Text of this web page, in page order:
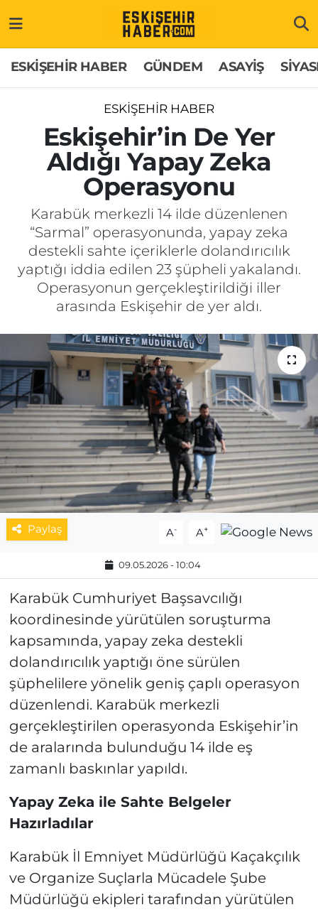
ESKİŞEHİR HABER GÜNDEM ASAYİŞ
ESKİŞEHİR HABER
Eskişehir’in De Yer
Aldığı Yapay Zeka
Operasyonu
Karabük merkezli 14 ilde düzenlenen
“Sarmal” operasyonunda, yapay zeka
destekli sahte içeriklerle dolandırıcılık
yaptığı iddia edilen 23 şüpheli yakalandı.
Operasyonun gerçekleştirildiği iller
arasında Eskişehir de yer aldı.
Paylaş A- A+
09.05.2026 - 10:04
Karabük Cumhuriyet Başsavcılığı
koordinesinde yürütülen soruşturma
kapsamında, yapay zeka destekli
dolandırıcılık yaptığı öne sürülen
şüphelilere yönelik geniş çaplı operasyon
düzenlendi. Karabük merkezli
gerçekleştirilen operasyonda Eskişehir’in
de aralarında bulunduğu 14 ilde eş
zamanlı baskınlar yapıldı.
Yapay Zeka ile Sahte Belgeler
Hazırladılar
Karabük İl Emniyet Müdürlüğü Kaçakçılık
ve Organize Suçlarla Mücadele Şube
Müdürlüğü ekipleri tarafından yürütülen
GÜNDEM
ASAYİŞ
SİYASET
EKONOMİ
SAĞLIK
EĞİTİM
SPOR
MAGAZİN
ESKİŞEHİRSPOR
Hakkımızda
İletişim
Künye
Odunpazarı Trafik Yoğunluk Haritası
Süper Lig Puan Durumu ve Fikstür
Tüm Manşetler
Son Dakika Haberleri
Haber Arşivi